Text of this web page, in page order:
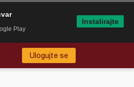
Ulogujte se
Play
Instalirajte